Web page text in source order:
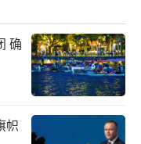
确
帜